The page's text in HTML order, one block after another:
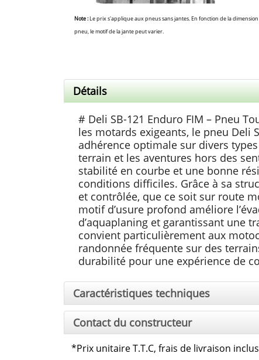
Note :Le prix s'applique aux pneus sans jantes. En fonction de la
pneu, le motif de la jante peut varier.
Détails
# Deli SB-121 Enduro FIM – Pneu
les motards exigeants, le pneu Deli
adhérence optimale sur divers
terrain et les aventures hors des
stabilité en courbe et une bonne
conditions difficiles. Grâce à sa
et contrôlée, que ce soit sur route
motif d’usure profond améliore
d’aquaplaning et garantissant une
convient particulièrement aux
randonnée fréquente sur des
durabilité pour une expérience de
Caractéristiques techniques
Contact du constructeur
*Prix unitaire T.T.C, frais de livraison